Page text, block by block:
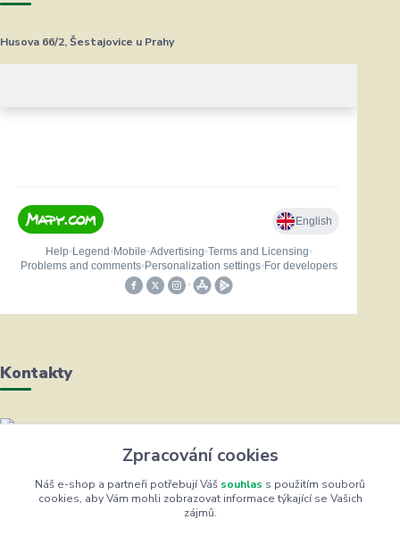
Husova 66/2, Šestajovice u Prahy
Kontakty
Helena Bayerová
+420 604 711 491
(Po-Čt, 8-16 hod.)
Zpracování cookies
Náš e-shop a partneři potřebují Váš souhlas s použitím souborů
cookies, aby Vám mohli zobrazovat informace týkající se Vašich
zájmů.